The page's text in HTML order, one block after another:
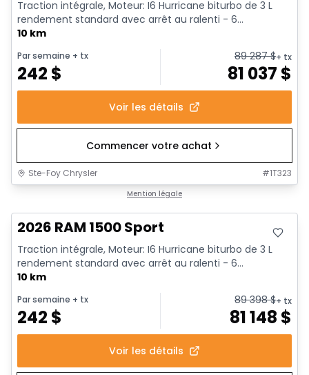
Traction intégrale, Moteur: I6 Hurricane biturbo de 3 L
rendement standard avec arrêt au ralenti - 6...
10 km
Par semaine + tx
242 $
89 287$+ tx
81 037 $
Voir les détails
Commencer votre achat
Ste-Foy Chrysler #1T323
Mention légale
2026 RAM 1500 Sport
Traction intégrale, Moteur: I6 Hurricane biturbo de 3 L
rendement standard avec arrêt au ralenti - 6...
10 km
Par semaine + tx
242 $
89 398$+ tx
81 148 $
Voir les détails